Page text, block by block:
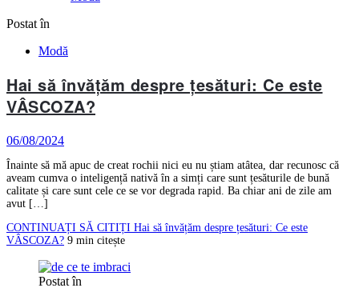
Postat în
Modă
Hai să învățăm despre țesături: Ce este
VÂSCOZA?
06/08/2024
Înainte să mă apuc de creat rochii nici eu nu știam atâtea, dar recunosc că
aveam cumva o inteligență nativă în a simți care sunt țesăturile de bună
calitate și care sunt cele ce se vor degrada rapid. Ba chiar ani de zile am
avut […]
CONTINUAȚI SĂ CITIȚI Hai să învățăm despre țesături: Ce este
VÂSCOZA? 9 min citește
Postat în